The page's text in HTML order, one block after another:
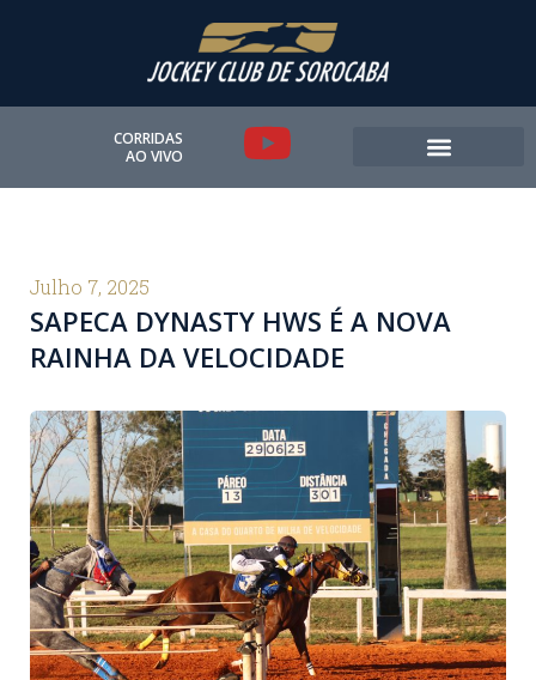
CORRIDAS
AO VIVO
Y
o
u
b
e
Julho 7, 2025
SAPECA DYNASTY HWS É A NOVA
RAINHA DA VELOCIDADE